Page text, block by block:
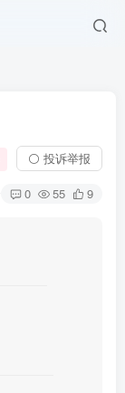
⚪ 投诉举报
0 55 9